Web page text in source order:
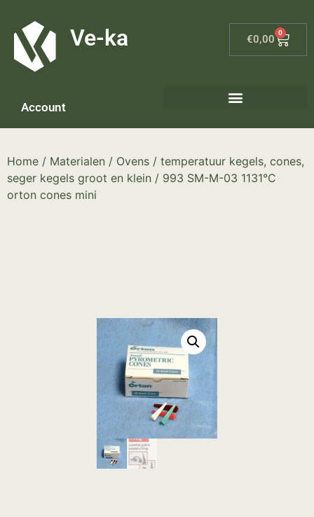
Ve-ka €0,00
0
Account
Home / Materialen / Ovens / temperatuur kegels, cones,
seger kegels groot en klein / 993 SM-M-03 1131°C
orton cones mini